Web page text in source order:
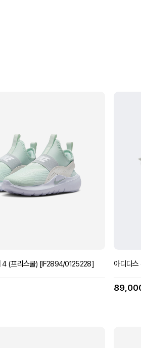
4 (프리스쿨) [IF2894/0125228] 아디다